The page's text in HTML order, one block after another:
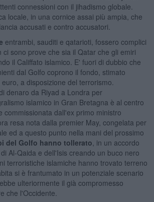
connessioni con il jihadismo globale.
locale, in una cornice assai più ampia, che
accusati e contro accusatori.
entrambi, sauditi e qatarioti, fossero complici
ci sono prove che sia il Qatar che gli emiri
il Califfato islamico. E' fuori di dubbio che
dal Golfo coprono il fondo, stimato
a disposizione del terrorismo.
denaro da Riyad a Londra per
islamico in Gran Bretagna è al centro
commissionata dall'ex primo ministro
resa nota dalla premier May, congelata per
ed a questo punto nella mani del prossimo
del Golfo hanno tollerato , in un accordo
Al-Qaida e dell'Isis creando un buco nero
terroristiche islamiche hanno trovato terreno
si è frantumato in un potenziale scenario
ulteriormente il già compromesso
che l'Occidente.